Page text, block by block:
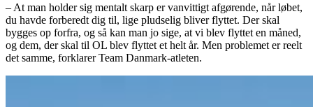
– At man holder sig mentalt skarp er vanvittigt afgørende, når løbet,
du havde forberedt dig til, lige pludselig bliver flyttet. Der skal
bygges op forfra, og så kan man jo sige, at vi blev flyttet en måned,
og dem, der skal til OL blev flyttet et helt år. Men problemet er reelt
det samme, forklarer Team Danmark-atleten.